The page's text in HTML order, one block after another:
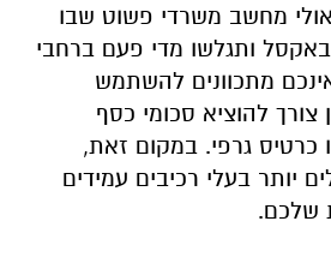
אולי מחשב משרדי פשוט שבו
ותגלשו מדי פעם ברחבי
מתכוונים להשתמש
צורך להוציא סכומי כסף
כרטיס גרפי. במקום זאת,
יותר בעלי רכיבים עמידים
שלכם.